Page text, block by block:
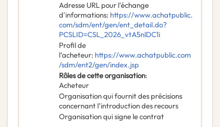
Adresse URL pour l'échange
d'informations: https://www.achatpublic.
com/sdm/ent/gen/ent_detail.do?
PCSLID=CSL_2026_vtA5nlDC1i
Profil de
l’acheteur: https://www.achatpublic.com
/sdm/ent2/gen/index.jsp
Rôles de cette organisation:
Acheteur
Organisation qui fournit des précisions
concernant l’introduction des recours
Organisation qui signe le contrat